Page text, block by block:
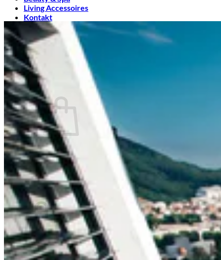
Living Accessoires
Kontakt
Über uns
Suchen
Warenkorb /
Es befinden sich keine Produkte im Warenkorb.
Suchen
nach:
Warenkorb
Es befinden sich keine Produkte im Warenkorb.